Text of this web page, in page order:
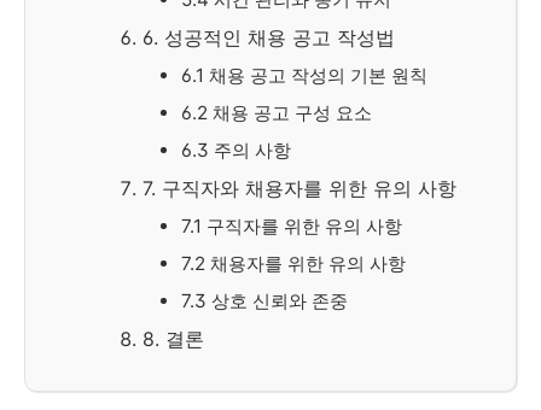
6. 성공적인 채용 공고 작성법
6.1 채용 공고 작성의 기본 원칙
6.2 채용 공고 구성 요소
6.3 주의 사항
7. 구직자와 채용자를 위한 유의 사항
7.1 구직자를 위한 유의 사항
7.2 채용자를 위한 유의 사항
7.3 상호 신뢰와 존중
8. 결론